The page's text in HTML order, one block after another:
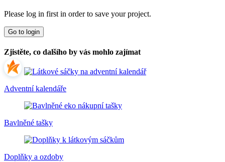
Please log in first in order to save your project.
Go to login
Zjistěte, co dalšího by vás mohlo zajímat
Adventní kalendáře
Bavlněné tašky
Doplňky a ozdoby